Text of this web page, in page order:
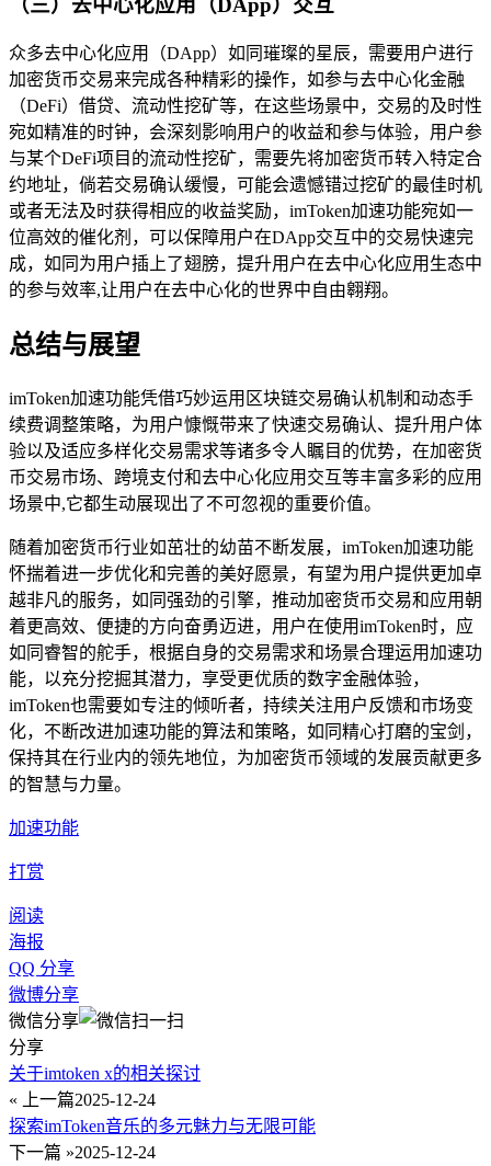
（三）去中心化应用（DApp）交互
众多去中心化应用（DApp）如同璀璨的星辰，需要用户进行
加密货币交易来完成各种精彩的操作，如参与去中心化金融
（DeFi）借贷、流动性挖矿等，在这些场景中，交易的及时性
宛如精准的时钟，会深刻影响用户的收益和参与体验，用户参
与某个DeFi项目的流动性挖矿，需要先将加密货币转入特定合
约地址，倘若交易确认缓慢，可能会遗憾错过挖矿的最佳时机
或者无法及时获得相应的收益奖励，imToken加速功能宛如一
位高效的催化剂，可以保障用户在DApp交互中的交易快速完
成，如同为用户插上了翅膀，提升用户在去中心化应用生态中
的参与效率,让用户在去中心化的世界中自由翱翔。
总结与展望
imToken加速功能凭借巧妙运用区块链交易确认机制和动态手
续费调整策略，为用户慷慨带来了快速交易确认、提升用户体
验以及适应多样化交易需求等诸多令人瞩目的优势，在加密货
币交易市场、跨境支付和去中心化应用交互等丰富多彩的应用
场景中,它都生动展现出了不可忽视的重要价值。
随着加密货币行业如茁壮的幼苗不断发展，imToken加速功能
怀揣着进一步优化和完善的美好愿景，有望为用户提供更加卓
越非凡的服务，如同强劲的引擎，推动加密货币交易和应用朝
着更高效、便捷的方向奋勇迈进，用户在使用imToken时，应
如同睿智的舵手，根据自身的交易需求和场景合理运用加速功
能，以充分挖掘其潜力，享受更优质的数字金融体验，
imToken也需要如专注的倾听者，持续关注用户反馈和市场变
化，不断改进加速功能的算法和策略，如同精心打磨的宝剑，
保持其在行业内的领先地位，为加密货币领域的发展贡献更多
的智慧与力量。
加速功能
打赏
阅读
海报
QQ 分享
微博分享
微信分享
分享
关于imtoken x的相关探讨
« 上一篇2025-12-24
探索imToken音乐的多元魅力与无限可能
下一篇 »2025-12-24